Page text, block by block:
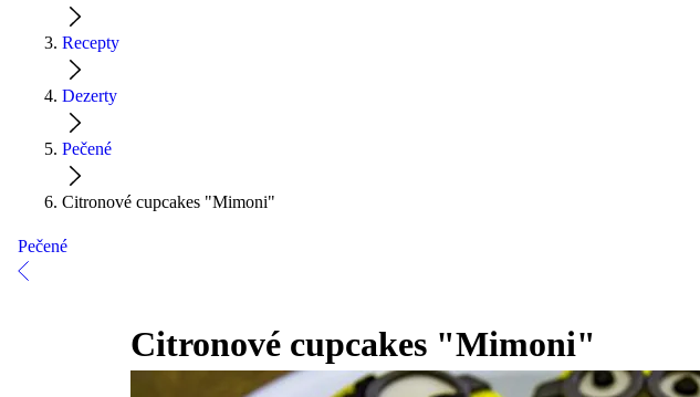
Recepty
Dezerty
Pečené
Citronové cupcakes "Mimoni"
Pečené
Citronové cupcakes "Mimoni"